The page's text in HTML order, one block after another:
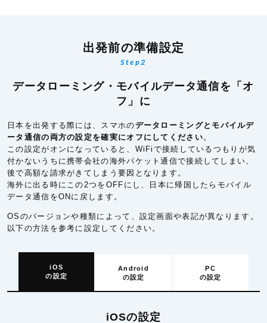
出発前の準備設定
Step2
データローミング・モバイルデータ通信を「オ
フ」に
日本を出発する際には、スマホのデータローミングとモバイルデ
ータ通信の両方の設定を確実にオフにしてください。
この設定がオンになっていると、WiFiで接続しているつもりが気
付かないうちに携帯会社の海外パケット通信で接続してしまい、
後で高額な請求がきてしまう要因となります。
海外に出る時にこの2つをOFFにし、日本に帰国したらモバイル
データ通信をONに戻します。
OSのバージョンや種類によって、設定画面や表記が異なります。
以下の方法を参考に設定してください。
iOS
の設定
Android
の設定
PC
の設定
iOSの設定